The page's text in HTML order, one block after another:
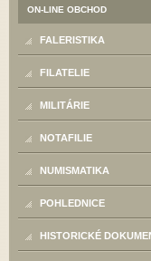
ON-LINE OBCHOD
FALERISTIKA
FILATELIE
MILITÁRIE
NOTAFILIE
NUMISMATIKA
POHLEDNICE
HISTORICKÉ